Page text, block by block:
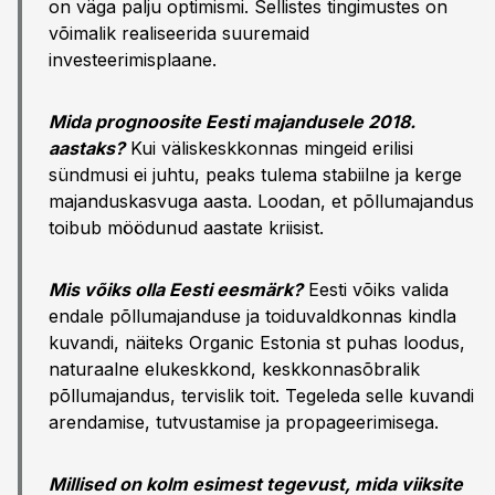
on väga palju optimismi. Sellistes tingimustes on
võimalik realiseerida suuremaid
investeerimisplaane.
Mida prognoosite Eesti majandusele 2018.
aastaks?Kui väliskeskkonnas mingeid erilisi
sündmusi ei juhtu, peaks tulema stabiilne ja kerge
majanduskasvuga aasta. Loodan, et põllumajandus
toibub möödunud aastate kriisist.
Mis võiks olla Eesti eesmärk?Eesti võiks valida
endale põllumajanduse ja toiduvaldkonnas kindla
kuvandi, näiteks Organic Estonia st puhas loodus,
naturaalne elukeskkond, keskkonnasõbralik
põllumajandus, tervislik toit. Tegeleda selle kuvandi
arendamise, tutvustamise ja propageerimisega.
Millised on kolm esimest tegevust, mida viiksite